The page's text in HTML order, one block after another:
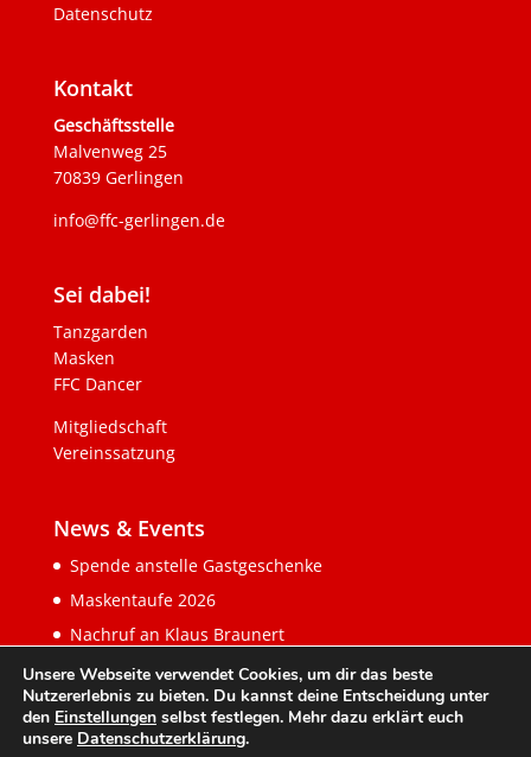
Datenschutz
Kontakt
Geschäftsstelle
Malvenweg 25
70839 Gerlingen
info@ffc-gerlingen.de
Sei dabei!
Tanzgarden
Masken
FFC Dancer
Mitgliedschaft
Vereinssatzung
News & Events
Spende anstelle Gastgeschenke
Maskentaufe 2026
Nachruf an Klaus Braunert
Unsere Webseite verwendet Cookies, um dir das beste
Nutzererlebnis zu bieten. Du kannst deine Entscheidung unter
den Einstellungen selbst festlegen. Mehr dazu erklärt euch
unsere Datenschutzerklärung.